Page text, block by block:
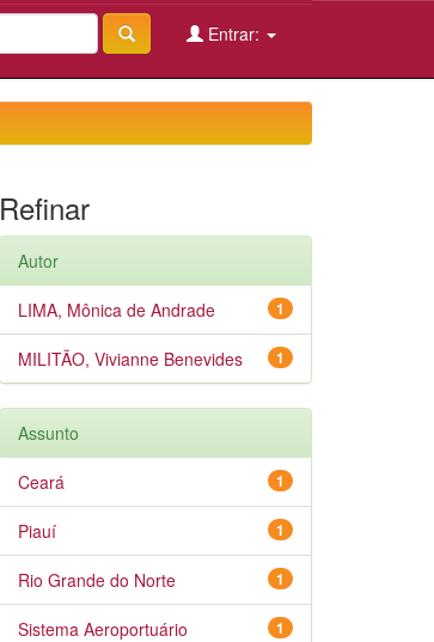
Entrar:
Refinar
Autor
1
LIMA, Mônica de Andrade
1
MILITÃO, Vivianne Benevides
Assunto
1
Ceará
1
Piauí
1
Rio Grande do Norte
1
Sistema Aeroportuário